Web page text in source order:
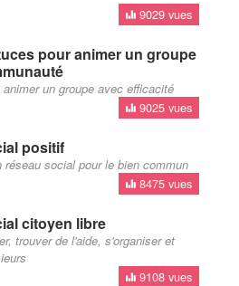
9029 vues
pour animer un groupe
animer un groupe avec efficacité
9025 vues
positif
réseau social pour le bien commun
8475 vues
citoyen libre
trouver de l'aide, s'organiser et
9108 vues